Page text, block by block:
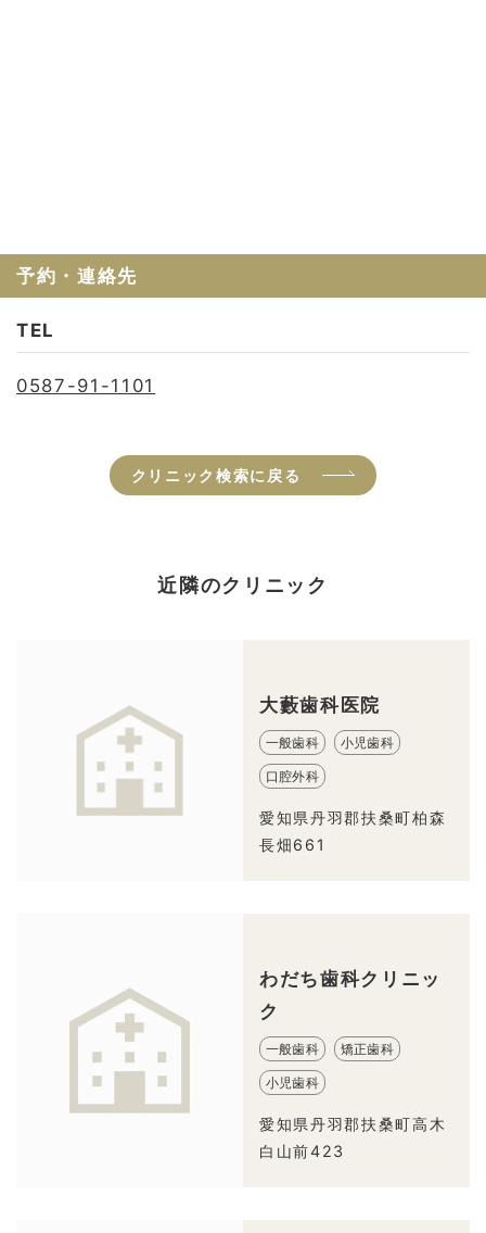
予約・連絡先
TEL
0587-91-1101
クリニック検索に戻る
近隣のクリニック
大藪歯科医院
一般歯科 小児歯科
口腔外科
愛知県丹羽郡扶桑町柏森
長畑661
わだち歯科クリニッ
ク
一般歯科 矯正歯科
小児歯科
愛知県丹羽郡扶桑町高木
白山前423